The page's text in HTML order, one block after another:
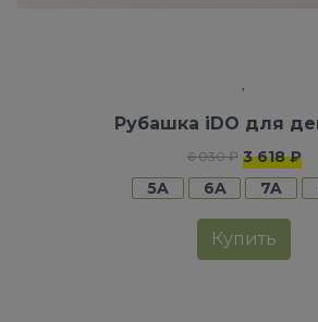
Рубашка iDO для
6 030 ₽ 3 618 ₽
5A
6A 7A
Купить